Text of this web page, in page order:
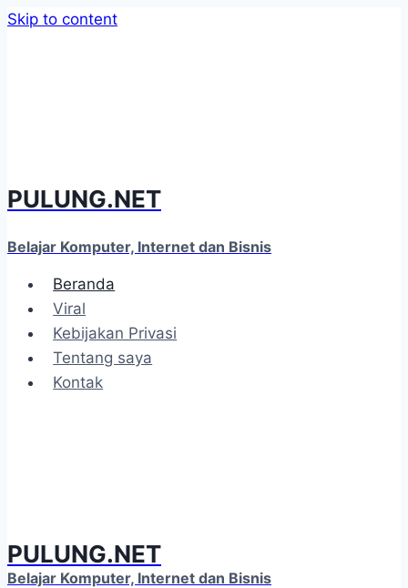
Skip to content
PULUNG.NET
Belajar Komputer, Internet dan Bisnis
Beranda
Viral
Kebijakan Privasi
Tentang saya
Kontak
PULUNG.NET
Belajar Komputer, Internet dan Bisnis